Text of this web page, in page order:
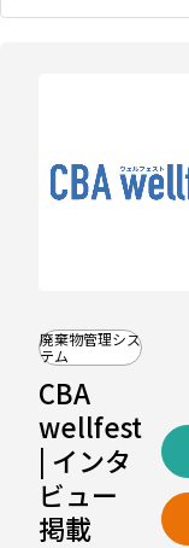
廃棄物管理シス
テム
CBA
wellfest
| インタ
ビュー
掲載